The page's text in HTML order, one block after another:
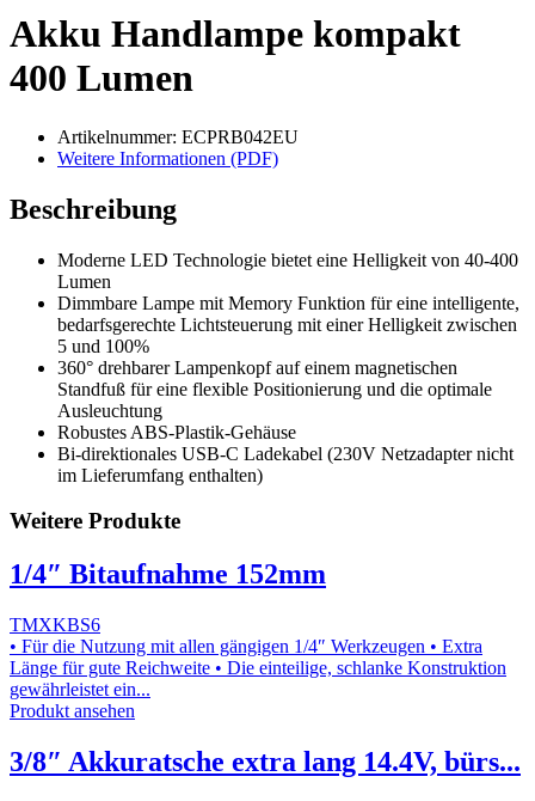
Akku Handlampe kompakt
400 Lumen
Artikelnummer: ECPRB042EU
Weitere Informationen (PDF)
Beschreibung
Moderne LED Technologie bietet eine Helligkeit von 40-400
Lumen
Dimmbare Lampe mit Memory Funktion für eine intelligente,
bedarfsgerechte Lichtsteuerung mit einer Helligkeit zwischen
5 und 100%
360° drehbarer Lampenkopf auf einem magnetischen
Standfuß für eine flexible Positionierung und die optimale
Ausleuchtung
Robustes ABS-Plastik-Gehäuse
Bi-direktionales USB-C Ladekabel (230V Netzadapter nicht
im Lieferumfang enthalten)
Weitere Produkte
1/4″ Bitaufnahme 152mm
TMXKBS6
• Für die Nutzung mit allen gängigen 1/4″ Werkzeugen • Extra
Länge für gute Reichweite • Die einteilige, schlanke Konstruktion
gewährleistet ein...
Produkt ansehen
3/8″ Akkuratsche extra lang 14.4V, bürs...